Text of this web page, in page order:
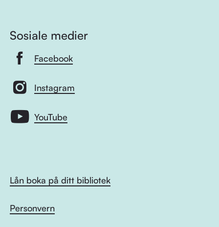
Sosiale medier
Facebook
Instagram
YouTube
Lån boka på ditt bibliotek
Personvern